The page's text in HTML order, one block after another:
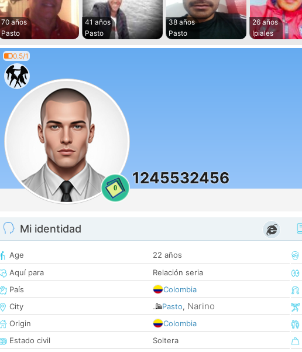
70 años
Pasto
41 años
Pasto
38 años
Pasto
26 años
Ipiales
0.5/1
0
1245532456
Mi identidad
Age
22 años
Aquí para
Relación seria
País
Colombia
City
Pasto, Narino
Origin
Colombia
Estado civil
Soltera